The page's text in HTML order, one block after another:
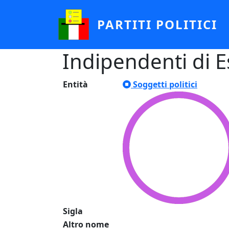
PARTITI POLITICI
Indipendenti di
Entità Soggetti politici
Sigla
Altro nome